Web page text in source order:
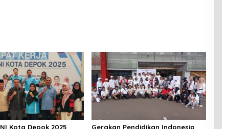
Kota Depok 2025 Gerakan Pendidikan Indonesia